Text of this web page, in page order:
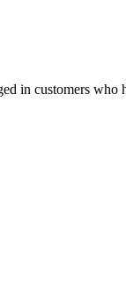
in customers who